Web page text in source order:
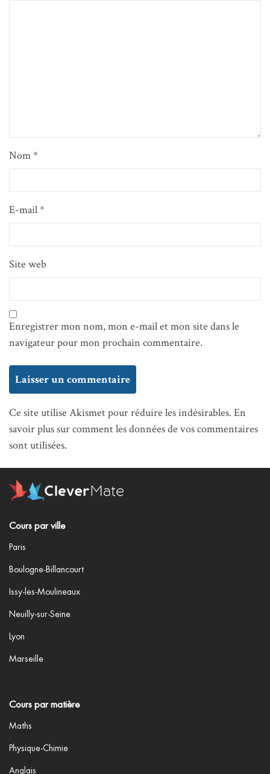
Nom*
E-mail*
Site web
Enregistrer mon nom, mon e-mail et mon site dans le
navigateur pour mon prochain commentaire.
Ce site utilise Akismet pour réduire les indésirables. En
savoir plus sur comment les données de vos commentaires
sont utilisées.
Cours par ville
Paris
Boulogne-Billancourt
Issy-les-Moulineaux
Neuilly-sur-Seine
Lyon
Marseille
Cours par matière
Maths
Physique-Chimie
Anglais